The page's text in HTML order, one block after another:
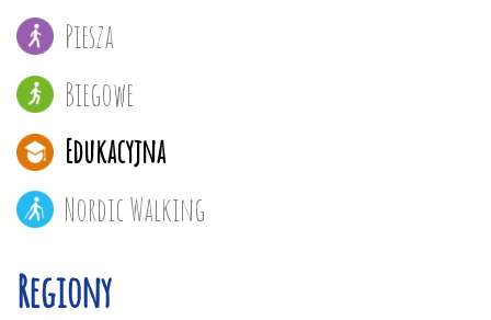
Piesza
Biegowe
Edukacyjna
Nordic Walking
Regiony